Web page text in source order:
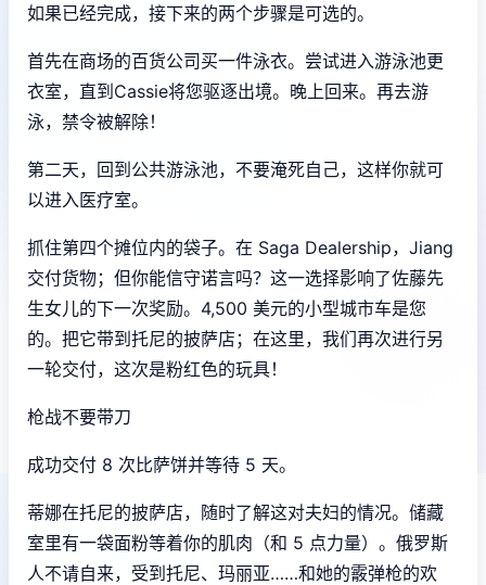
如果已经完成，接下来的两个步骤是可选的。
首先在商场的百货公司买一件泳衣。尝试进入游泳池更
衣室，直到Cassie将您驱逐出境。晚上回来。再去游
泳，禁令被解除！
第二天，回到公共游泳池，不要淹死自己，这样你就可
以进入医疗室。
抓住第四个摊位内的袋子。在 Saga Dealership，Jiang
交付货物；但你能信守诺言吗？这一选择影响了佐藤先
生女儿的下一次奖励。4,500 美元的小型城市车是您
的。把它带到托尼的披萨店；在这里，我们再次进行另
一轮交付，这次是粉红色的玩具！
枪战不要带刀
成功交付 8 次比萨饼并等待 5 天。
蒂娜在托尼的披萨店，随时了解这对夫妇的情况。储藏
室里有一袋面粉等着你的肌肉（和 5 点力量）。俄罗斯
人不请自来，受到托尼、玛丽亚……和她的霰弹枪的欢